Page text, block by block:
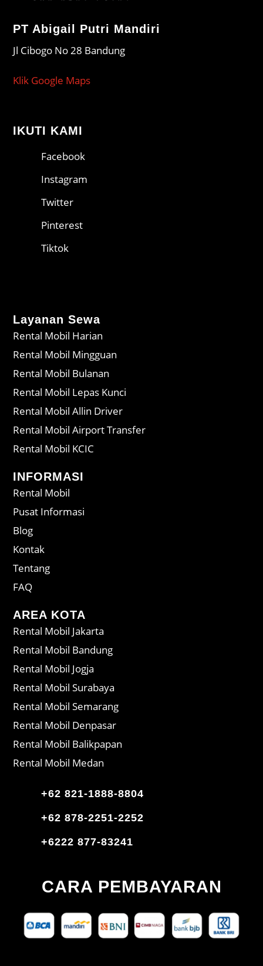
PT Abigail Putri Mandiri
Jl Cibogo No 28 Bandung
Klik Google Maps
IKUTI KAMI
Facebook
Instagram
Twitter
Pinterest
Tiktok
Layanan Sewa
Rental Mobil Harian
Rental Mobil Mingguan
Rental Mobil Bulanan
Rental Mobil Lepas Kunci
Rental Mobil Allin Driver
Rental Mobil Airport Transfer
Rental Mobil KCIC
INFORMASI
Rental Mobil
Pusat Informasi
Blog
Kontak
Tentang
FAQ
AREA KOTA
Rental Mobil Jakarta
Rental Mobil Bandung
Rental Mobil Jogja
Rental Mobil Surabaya
Rental Mobil Semarang
Rental Mobil Denpasar
Rental Mobil Balikpapan
Rental Mobil Medan
+62 821-1888-8804
+62 878-2251-2252
+6222 877-83241
CARA PEMBAYARAN